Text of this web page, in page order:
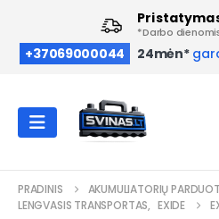
+37069000044 24mėn*
*Darbo
PRADINIS
AKUMULIATORIŲ
LENGVASIS TRANSPORTAS, EXIDE